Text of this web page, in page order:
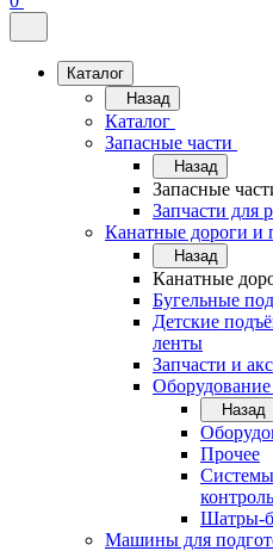
Каталог
Назад
Каталог
Запасные части
Назад
Запасные
Запчасти для
Канатные дороги и
Назад
Канатные
Бугельные
Детские
ленты
Запчасти и
Назад
Прочее
Шатры-
Машины для